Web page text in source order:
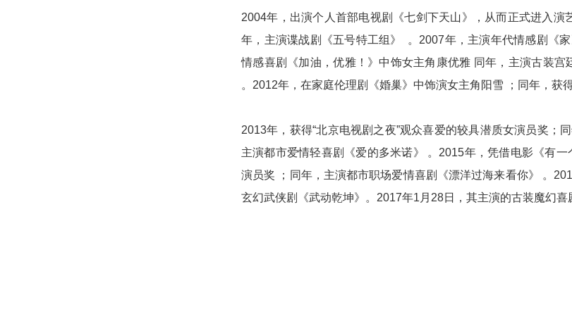
2004年，出演个人首部电视剧《七剑下天山》，从而正式进入
年，主演谍战剧《五号特工组》 。2007年，主演年代情感剧《
情感喜剧《加油，优雅！》中饰女主角康优雅 同年，主演古装
。2012年，在家庭伦理剧《婚巢》中饰演女主角阳雪 ；同年，获
2013年，获得“北京电视剧之夜”观众喜爱的较具潜质女演员奖；
主演都市爱情轻喜剧《爱的多米诺》 。2015年，凭借电影《有
演员奖 ；同年，主演都市职场爱情喜剧《漂洋过海来看你》 。
玄幻武侠剧《武动乾坤》。2017年1月28日，其主演的古装魔幻喜